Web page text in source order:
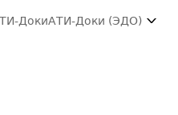
ДокиАТИ-Доки (ЭДО)